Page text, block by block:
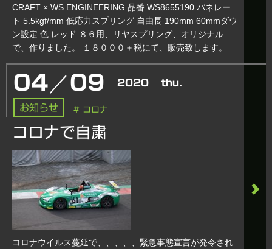
CRAFT × WS ENGINEERING 品番 WS8655190 バネレー
ト 5.5kgf/mm 低応力スプリング 自由長 190mm 60mmダウ
ン設定 色 レッド ８６用、リヤスプリング、オリジナル
で、作りました。 １８０００＋税にて、販売致します。
04 ／09 2020 thu.
お知らせ # コロナ
コロナで自粛
コロナウイルス蔓延で、、、、、緊急事態宣言が発令され